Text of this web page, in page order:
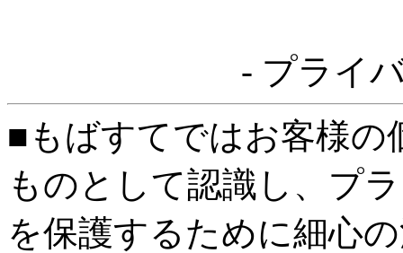
- プライ
■もばすてではお客様の
ものとして認識し、プ
を保護するために細心